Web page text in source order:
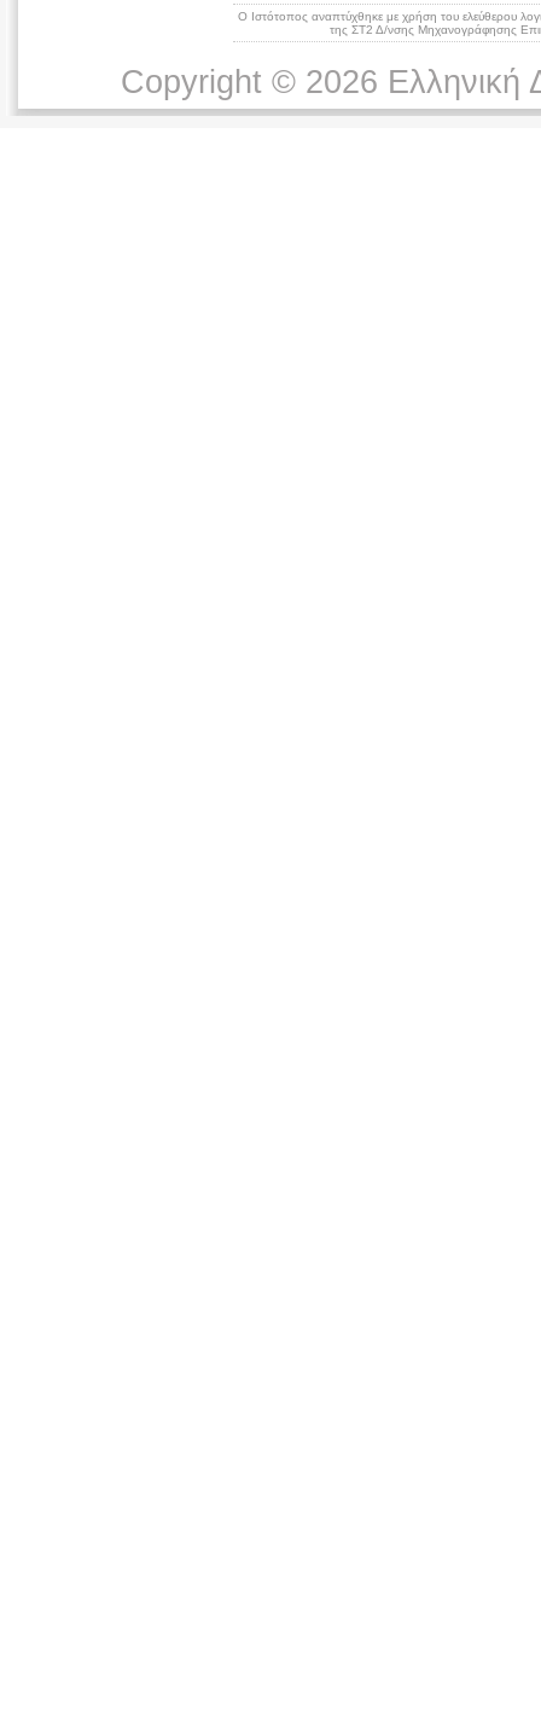
Ο Ιστότοπος αναπτύχθηκε με χρήση του ελεύθερου
της ΣΤ2 Δ/νσης Μηχανογράφησης
Copyright © 2026